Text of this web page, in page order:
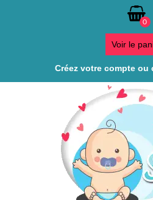
0
Voir le
Créez votre compte ou